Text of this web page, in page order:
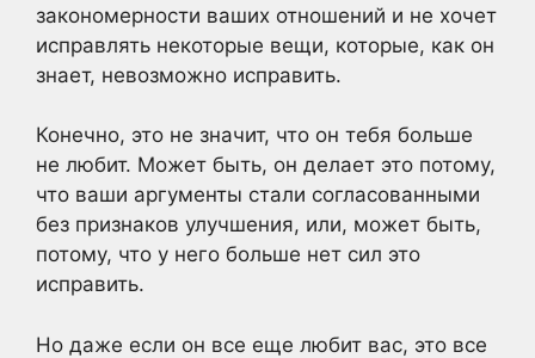
закономерности ваших отношений и не хочет
исправлять некоторые вещи, которые, как он
знает, невозможно исправить.
Конечно, это не значит, что он тебя больше
не любит. Может быть, он делает это потому,
что ваши аргументы стали согласованными
без признаков улучшения, или, может быть,
потому, что у него больше нет сил это
исправить.
Но даже если он все еще любит вас, это все